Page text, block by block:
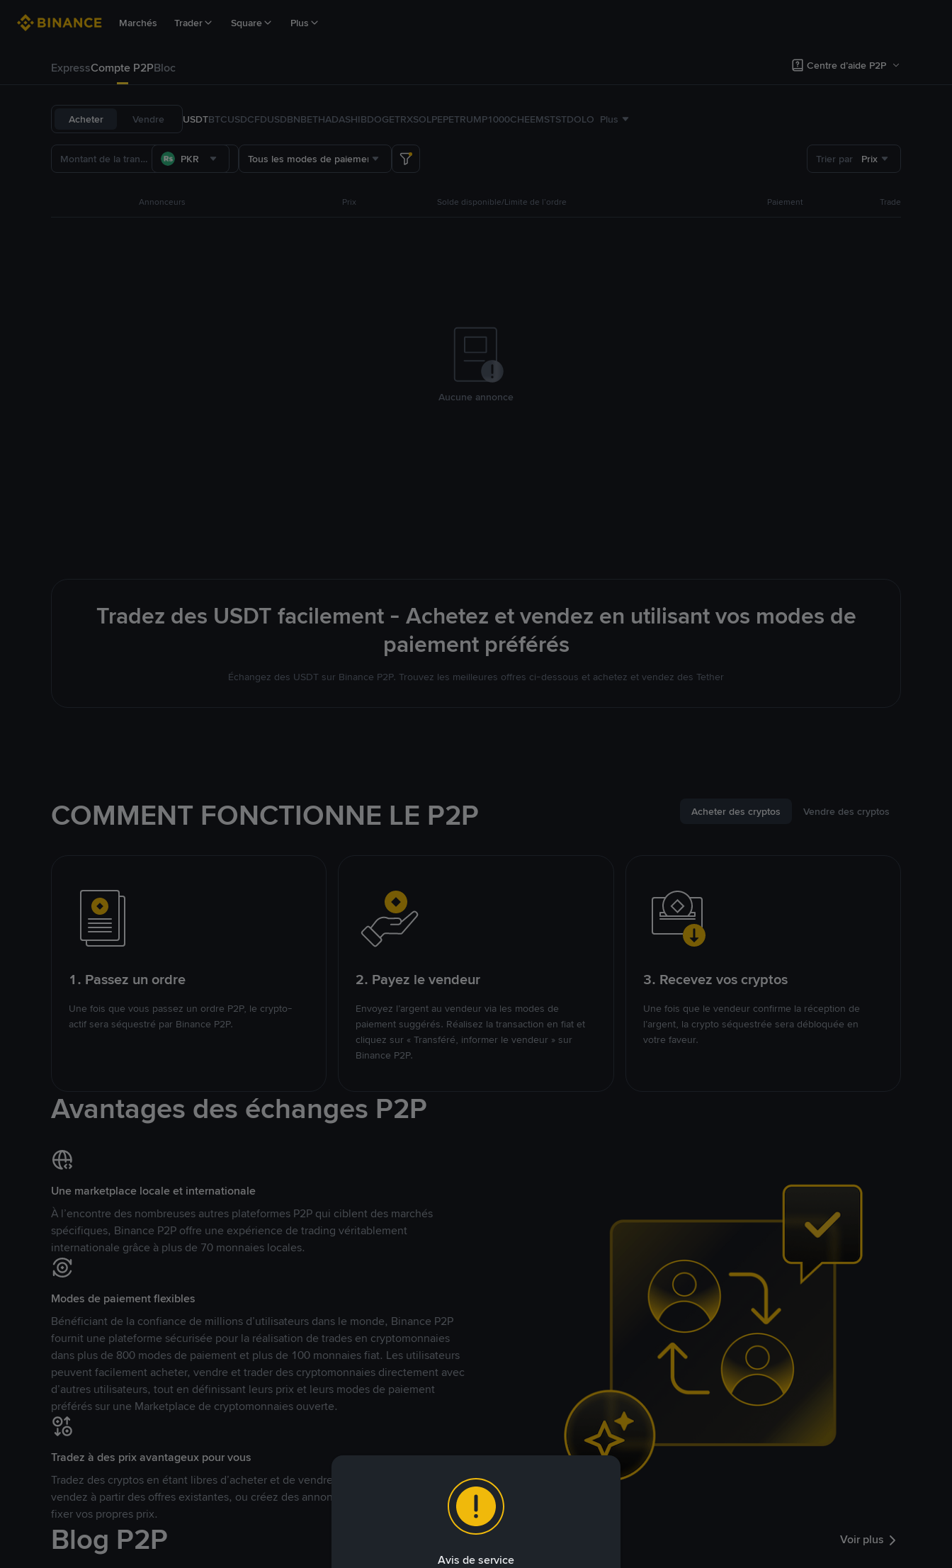
Marchés Trader Square Plus
ExpressCompte P2PBloc Centre d’aide P2P
Acheter Vendre USDTBTCUSDCFDUSDBNBETHADASHIBDOGETRXSOLPEPETRUMP1000CHEEMSTSTDOLO Plus
PKR Tous les modes de paiement Trier par Prix
Annonceurs Prix Solde disponible/Limite de l’ordre Paiement Trade
Aucune annonce
Tradez des USDT facilement - Achetez et vendez en utilisant vos modes de
paiement préférés
Échangez des USDT sur Binance P2P. Trouvez les meilleures offres ci-dessous et achetez et vendez des Tether
COMMENT FONCTIONNE LE P2P Acheter des cryptos Vendre des cryptos
1. Passez un ordre
Une fois que vous passez un ordre P2P, le crypto-
actif sera séquestré par Binance P2P.
2. Payez le vendeur
Envoyez l’argent au vendeur via les modes de
paiement suggérés. Réalisez la transaction en fiat et
cliquez sur « Transféré, informer le vendeur » sur
Binance P2P.
3. Recevez vos cryptos
Une fois que le vendeur confirme la réception de
l’argent, la crypto séquestrée sera débloquée en
votre faveur.
Avantages des échanges P2P
Une marketplace locale et internationale
À l’encontre des nombreuses autres plateformes P2P qui ciblent des marchés
spécifiques, Binance P2P offre une expérience de trading véritablement
internationale grâce à plus de 70 monnaies locales.
Modes de paiement flexibles
Bénéficiant de la confiance de millions d’utilisateurs dans le monde, Binance P2P
fournit une plateforme sécurisée pour la réalisation de trades en cryptomonnaies
dans plus de 800 modes de paiement et plus de 100 monnaies fiat. Les utilisateurs
peuvent facilement acheter, vendre et trader des cryptomonnaies directement avec
d’autres utilisateurs, tout en définissant leurs prix et leurs modes de paiement
préférés sur une Marketplace de cryptomonnaies ouverte.
Tradez à des prix avantageux pour vous
Tradez des cryptos en étant libres d’acheter et de vendre à votre prix. Achetez ou
vendez à partir des offres existantes, ou créez des annonces commerciales pour
fixer vos propres prix.
Blog P2P Voir plus
Avis de service